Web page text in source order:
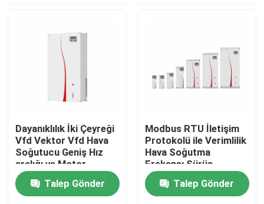
Hakkımızda
Fabrika turu
Kalite Kontrolü
Bizimle İletişim
Dayanıklılık İki Çeyreği
Vfd Vektor Vfd Hava
Soğutucu Geniş Hız
aralığı ve Motor
Sürüşü için Kesin
KontrolTalep Gönder
Modbus RTU İletişim
Protokolü ile Verimlilik
Hava Soğutma
Frekansı Sürüş
Değiştiricisi Kabineti
Talep Gönder